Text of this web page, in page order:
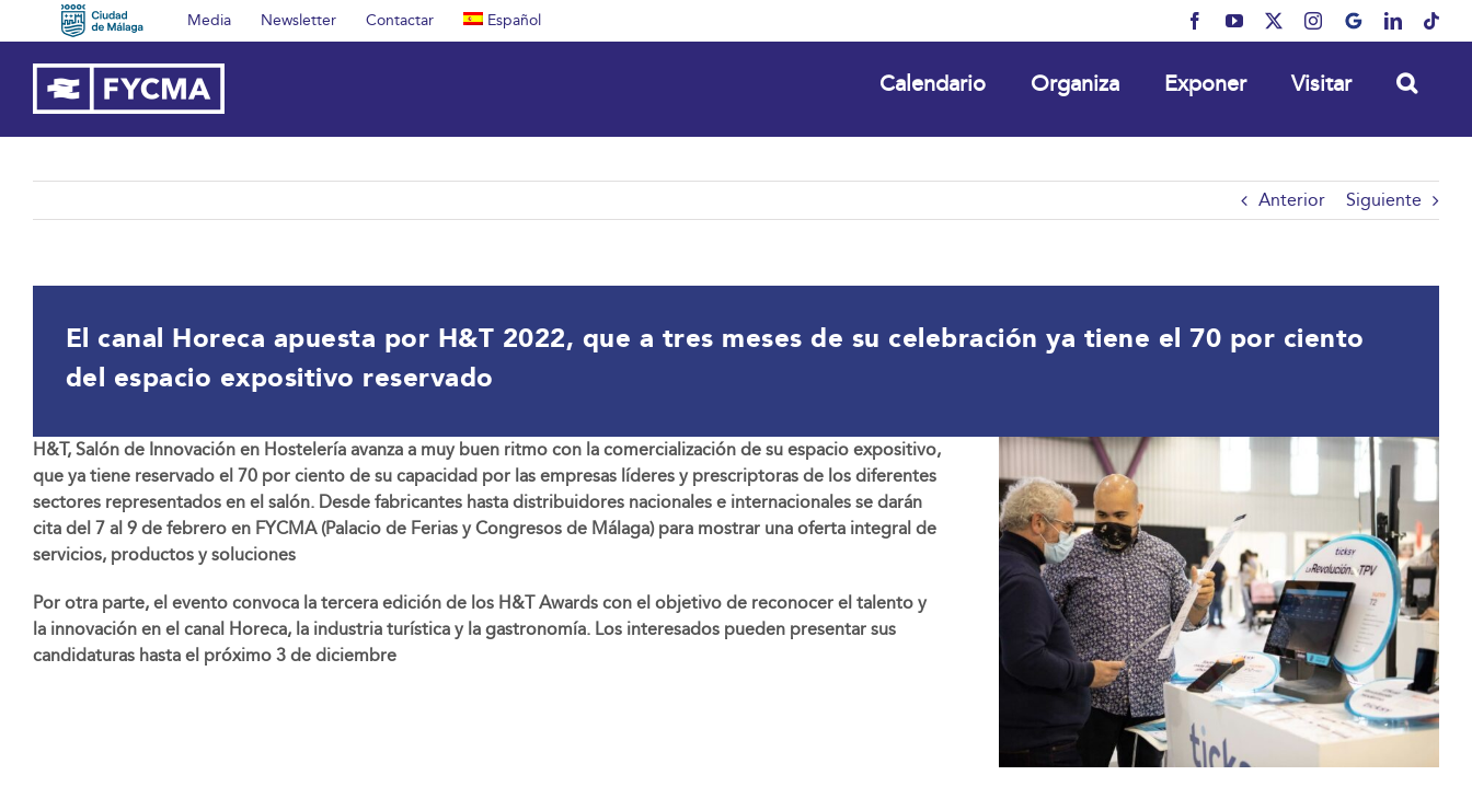
al
contenido
Media Newsletter Contactar Español FacebookYouTube Instagram
MyBusinessLinkedIn
Calendario Organiza Exponer Visitar
Anterior Siguiente
El canal Horeca apuesta por H&T 2022, que a tres meses de su celebración ya tiene el 70 por ciento
del espacio expositivo reservado
H&T, Salón de Innovación en Hostelería avanza a muy buen ritmo con la comercialización de su espacio expositivo,
que ya tiene reservado el 70 por ciento de su capacidad por las empresas líderes y prescriptoras de los diferentes
sectores representados en el salón. Desde fabricantes hasta distribuidores nacionales e internacionales se darán
cita del 7 al 9 de febrero en FYCMA (Palacio de Ferias y Congresos de Málaga) para mostrar una oferta integral de
servicios, productos y soluciones
Por otra parte, el evento convoca la tercera edición de los H&T Awards con el objetivo de reconocer el talento y
la innovación en el canal Horeca, la industria turística y la gastronomía. Los interesados pueden presentar sus
candidaturas hasta el próximo 3 de diciembre